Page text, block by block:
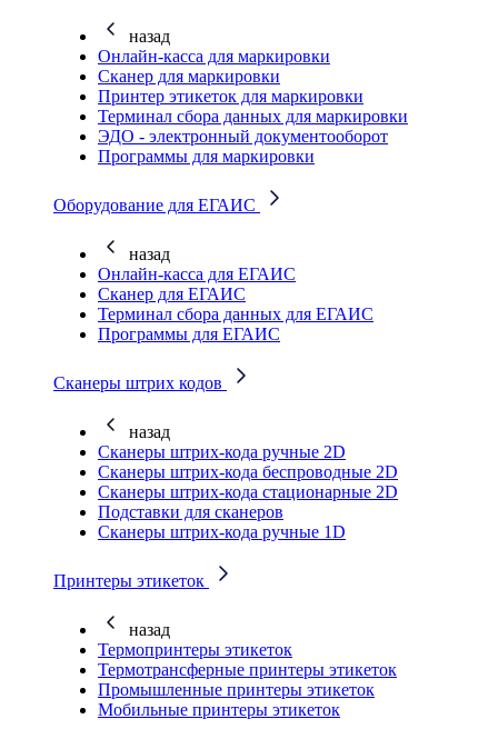
назад
Онлайн-касса для маркировки
Сканер для маркировки
Принтер этикеток для маркировки
Терминал сбора данных для маркировки
ЭДО - электронный документооборот
Программы для маркировки
Оборудование для ЕГАИС
назад
Онлайн-касса для ЕГАИС
Сканер для ЕГАИС
Терминал сбора данных для ЕГАИС
Программы для ЕГАИС
Сканеры штрих кодов
назад
Сканеры штрих-кода ручные 2D
Сканеры штрих-кода беспроводные 2D
Cканеры штрих-кода стационарные 2D
Подставки для сканеров
Сканеры штрих-кода ручные 1D
Принтеры этикеток
назад
Термопринтеры этикеток
Термотрансферные принтеры этикеток
Промышленные принтеры этикеток
Мобильные принтеры этикеток